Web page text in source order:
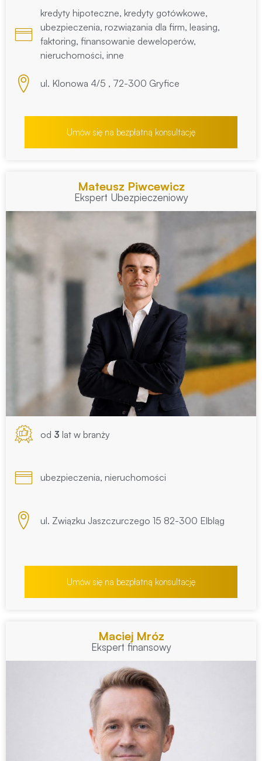
kredyty hipoteczne, kredyty gotówkowe,
ubezpieczenia, rozwiązania dla firm, leasing,
faktoring, finansowanie deweloperów,
nieruchomości, inne
ul. Klonowa 4/5 , 72-300 Gryfice
Umów się na bezpłatną konsultację
Mateusz Piwcewicz
Ekspert Ubezpieczeniowy
od 3 lat w branży
ubezpieczenia, nieruchomości
ul. Związku Jaszczurczego 15 82-300 Elbląg
Umów się na bezpłatną konsultację
Maciej Mróz
Ekspert finansowy